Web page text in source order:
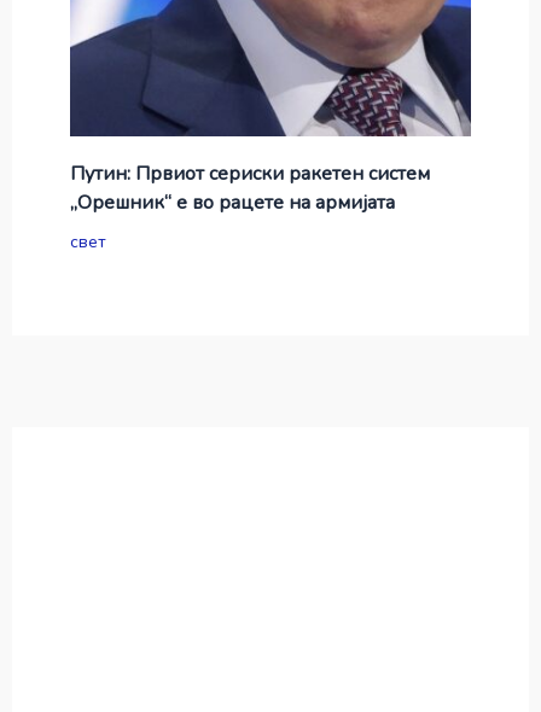
Путин: Првиот сериски ракетен систем
„Орешник“ е во рацете на армијата
свет